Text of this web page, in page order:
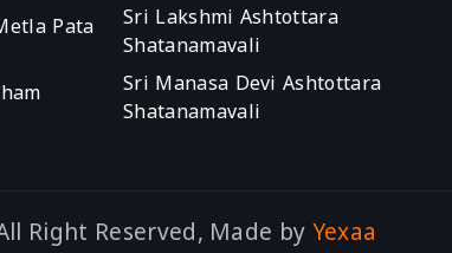
Pata
Sri Lakshmi Ashtottara
Shatanamavali
Sri Manasa Devi Ashtottara
Shatanamavali
Right Reserved, Made by Yexaa